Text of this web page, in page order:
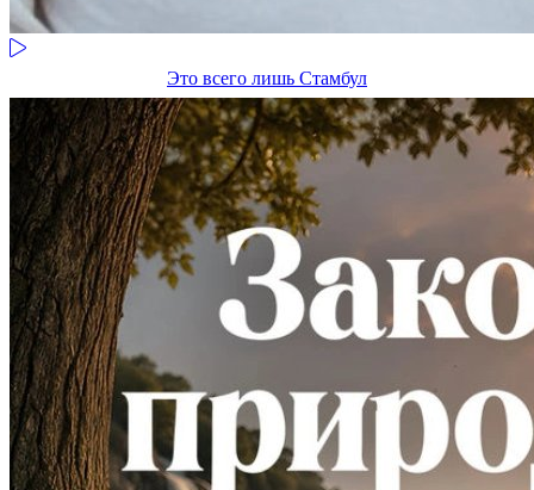
Это всего лишь Стамбул